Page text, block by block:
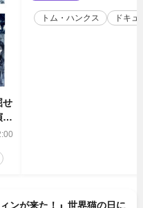
せ
禁
トム・ハンクス ドキ
ンが来た！』世界猫の日に